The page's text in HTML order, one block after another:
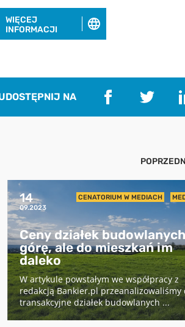
WIĘCEJ
INFORMACJI
NA
14
09.2023
CENATORIUM W MEDIACH
Ceny działek
górę, ale do mieszkań im
daleko
W artykule powstałym we współpracy z
redakcją Bankier.pl przeanalizowaliśmy
transakcyjne działek budowlanych ...